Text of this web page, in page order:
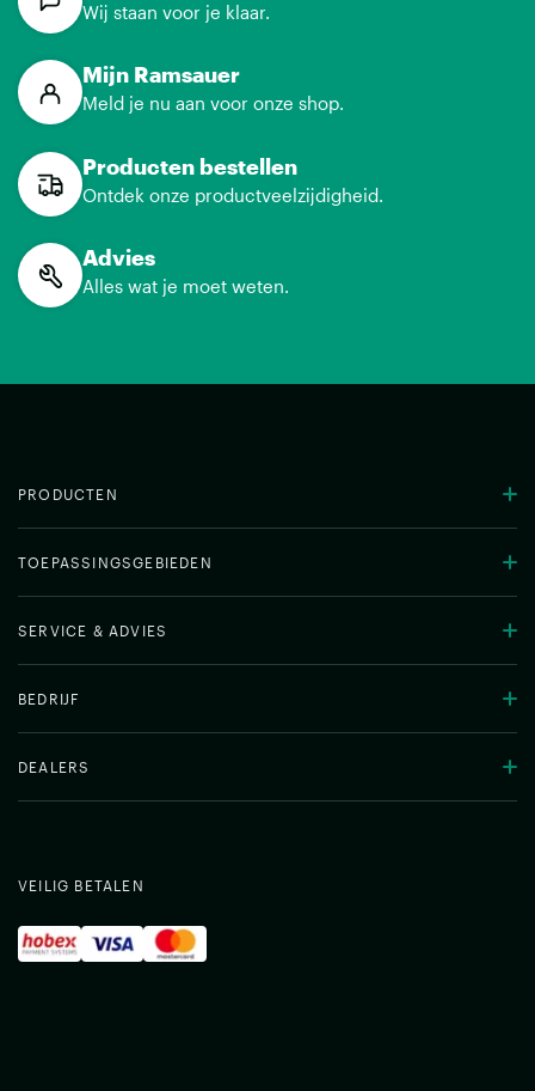
Wij staan voor je klaar.
Mijn Ramsauer
Meld je nu aan voor onze shop.
Producten bestellen
Ontdek onze productveelzijdigheid.
Advies
Alles wat je moet weten.
PRODUCTEN
TOEPASSINGSGEBIEDEN
SERVICE & ADVIES
BEDRIJF
DEALERS
VEILIG BETALEN